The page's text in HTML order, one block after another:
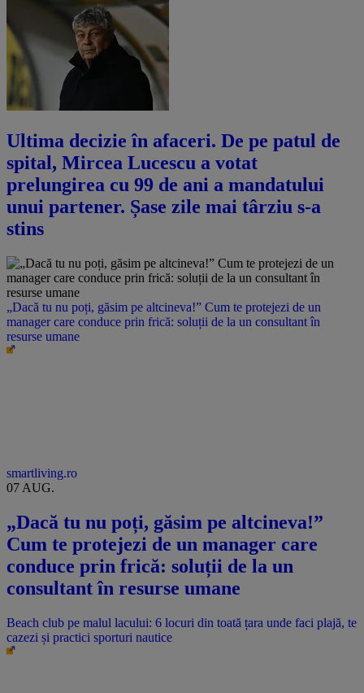
Ultima decizie în afaceri. De pe patul de
spital, Mircea Lucescu a votat
prelungirea cu 99 de ani a mandatului
unui partener. Șase zile mai târziu s-a
stins
„Dacă tu nu poți, găsim pe altcineva!” Cum te protejezi de un
manager care conduce prin frică: soluții de la un consultant în
resurse umane
smartliving.ro
07 AUG.
„Dacă tu nu poți, găsim pe altcineva!”
Cum te protejezi de un manager care
conduce prin frică: soluții de la un
consultant în resurse umane
Beach club pe malul lacului: 6 locuri din toată țara unde faci plajă, te
cazezi și practici sporturi nautice